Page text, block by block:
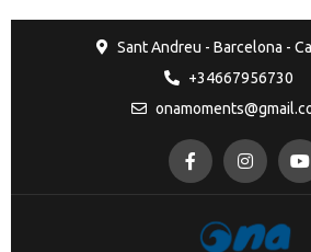
Sant Andreu - Barcelona -
+34667956730